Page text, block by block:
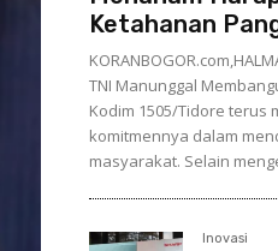
Ketahanan
TNI Manunggal
Kodim 1505/Tidore terus
komitmennya dalam
masyarakat. Selain
Inovasi